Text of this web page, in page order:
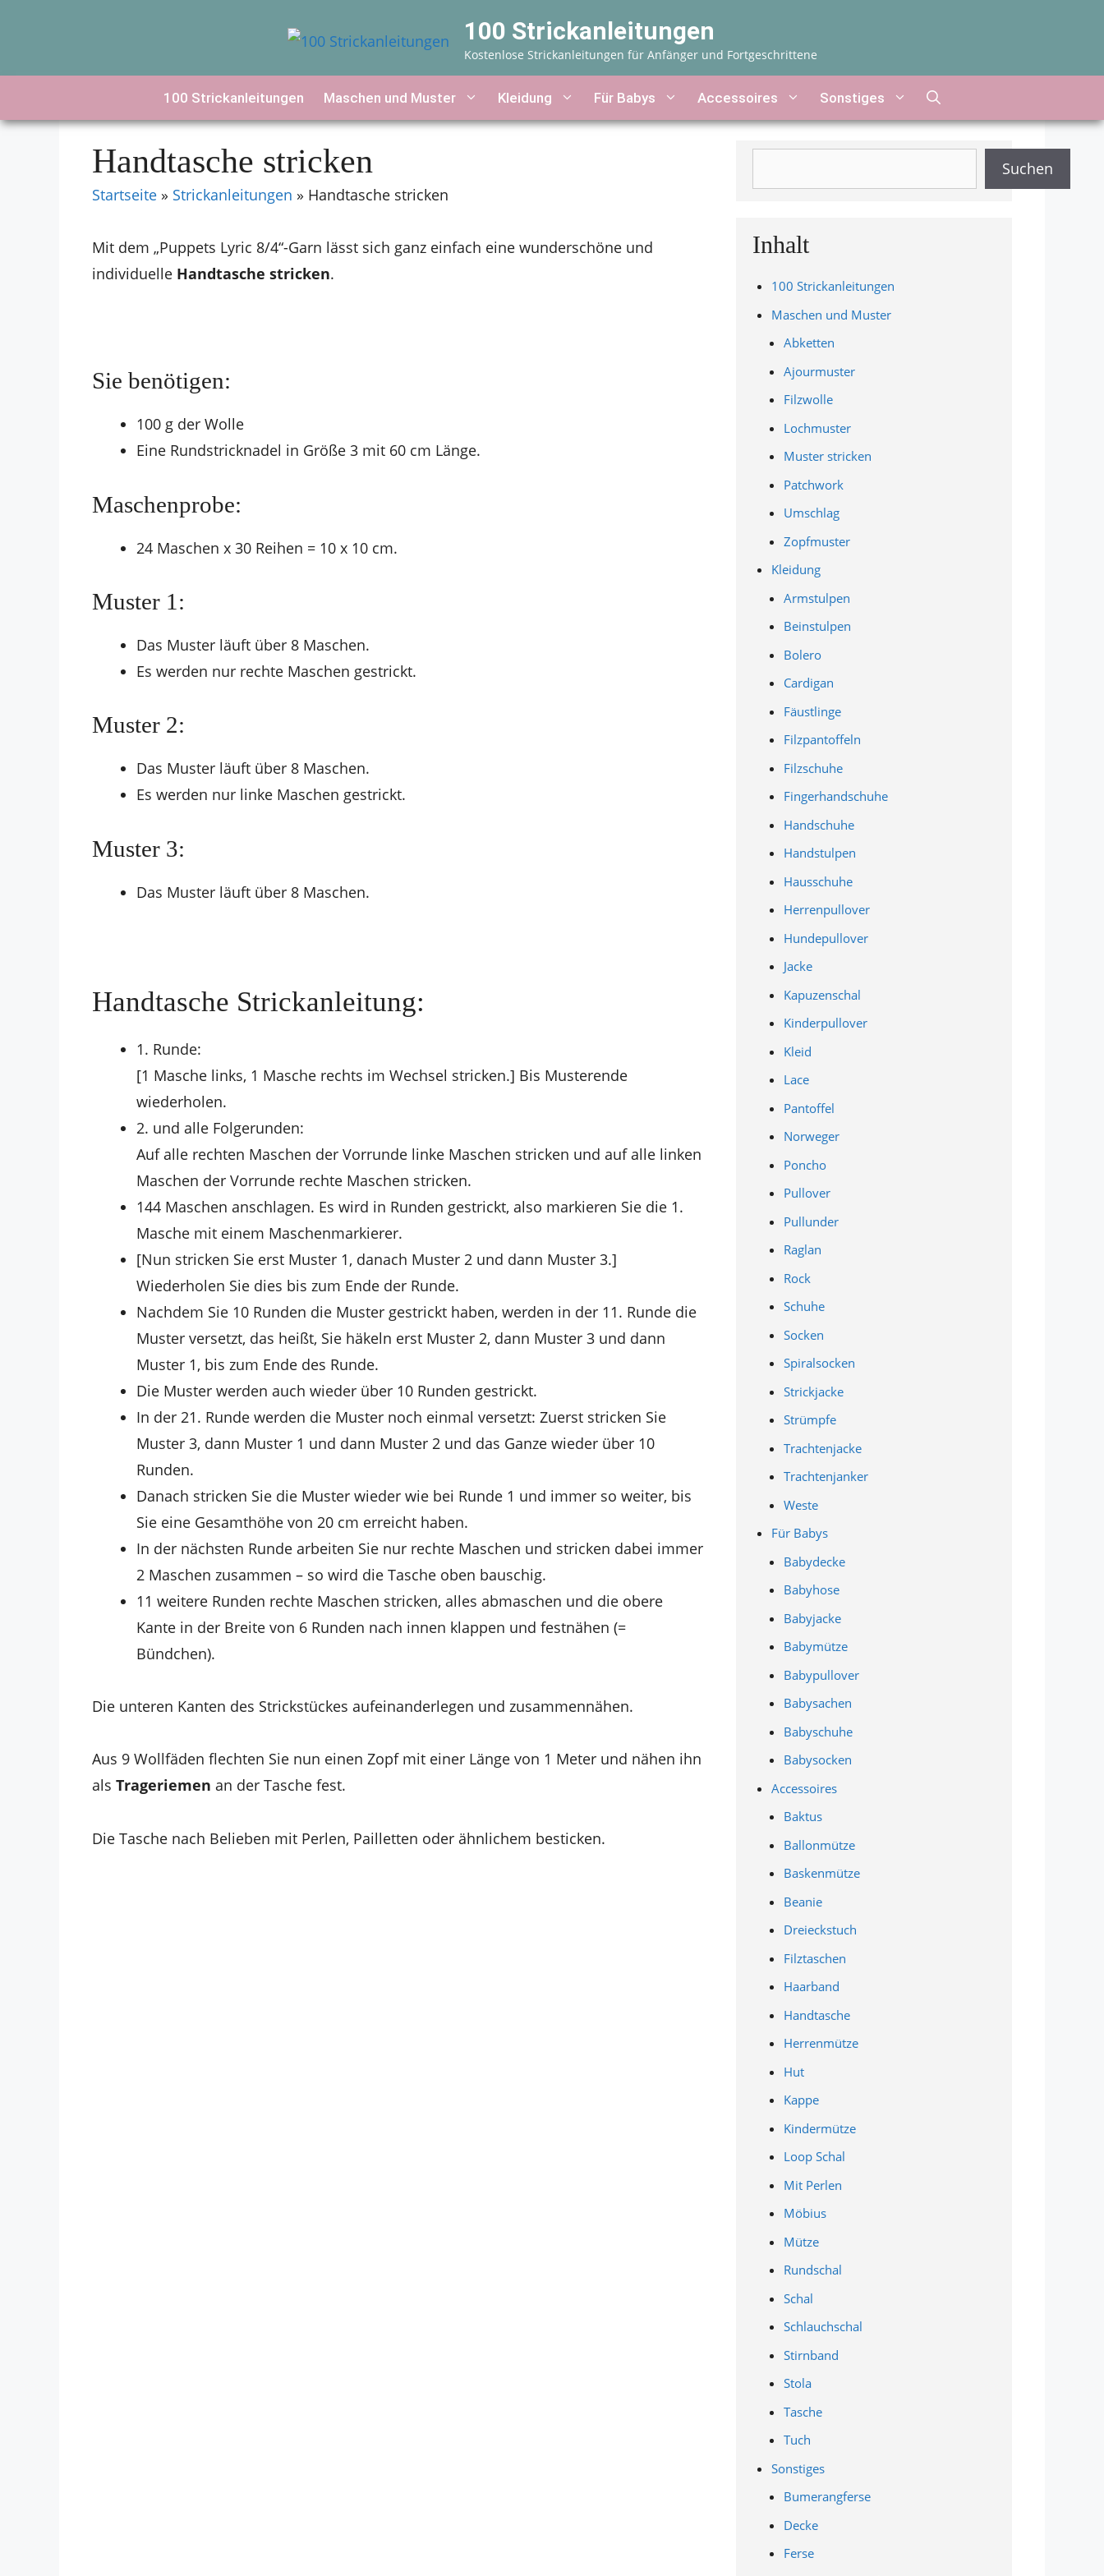
100 Strickanleitungen
Kostenlose Strickanleitungen für Anfänger und Fortgeschrittene
100 Strickanleitungen Maschen und Muster Kleidung Für Babys Accessoires Sonstiges
Handtasche stricken
Startseite » Strickanleitungen » Handtasche stricken
Mit dem „Puppets Lyric 8/4“-Garn lässt sich ganz einfach eine wunderschöne und
individuelle Handtasche stricken.
Sie benötigen:
100 g der Wolle
Eine Rundstricknadel in Größe 3 mit 60 cm Länge.
Maschenprobe:
24 Maschen x 30 Reihen = 10 x 10 cm.
Muster 1:
Das Muster läuft über 8 Maschen.
Es werden nur rechte Maschen gestrickt.
Muster 2:
Das Muster läuft über 8 Maschen.
Es werden nur linke Maschen gestrickt.
Muster 3:
Das Muster läuft über 8 Maschen.
Handtasche Strickanleitung:
1. Runde:
[1 Masche links, 1 Masche rechts im Wechsel stricken.] Bis Musterende
wiederholen.
2. und alle Folgerunden:
Auf alle rechten Maschen der Vorrunde linke Maschen stricken und auf alle linken
Maschen der Vorrunde rechte Maschen stricken.
144 Maschen anschlagen. Es wird in Runden gestrickt, also markieren Sie die 1.
Masche mit einem Maschenmarkierer.
[Nun stricken Sie erst Muster 1, danach Muster 2 und dann Muster 3.]
Wiederholen Sie dies bis zum Ende der Runde.
Nachdem Sie 10 Runden die Muster gestrickt haben, werden in der 11. Runde die
Muster versetzt, das heißt, Sie häkeln erst Muster 2, dann Muster 3 und dann
Muster 1, bis zum Ende des Runde.
Die Muster werden auch wieder über 10 Runden gestrickt.
In der 21. Runde werden die Muster noch einmal versetzt: Zuerst stricken Sie
Muster 3, dann Muster 1 und dann Muster 2 und das Ganze wieder über 10
Runden.
Danach stricken Sie die Muster wieder wie bei Runde 1 und immer so weiter, bis
Sie eine Gesamthöhe von 20 cm erreicht haben.
In der nächsten Runde arbeiten Sie nur rechte Maschen und stricken dabei immer
2 Maschen zusammen – so wird die Tasche oben bauschig.
11 weitere Runden rechte Maschen stricken, alles abmaschen und die obere
Kante in der Breite von 6 Runden nach innen klappen und festnähen (=
Bündchen).
Die unteren Kanten des Strickstückes aufeinanderlegen und zusammennähen.
Aus 9 Wollfäden flechten Sie nun einen Zopf mit einer Länge von 1 Meter und nähen ihn
als Trageriemen an der Tasche fest.
Die Tasche nach Belieben mit Perlen, Pailletten oder ähnlichem besticken.
Suchen
Inhalt
100 Strickanleitungen
Maschen und Muster
Abketten
Ajourmuster
Filzwolle
Lochmuster
Muster stricken
Patchwork
Umschlag
Zopfmuster
Kleidung
Armstulpen
Beinstulpen
Bolero
Cardigan
Fäustlinge
Filzpantoffeln
Filzschuhe
Fingerhandschuhe
Handschuhe
Handstulpen
Hausschuhe
Herrenpullover
Hundepullover
Jacke
Kapuzenschal
Kinderpullover
Kleid
Lace
Pantoffel
Norweger
Poncho
Pullover
Pullunder
Raglan
Rock
Schuhe
Socken
Spiralsocken
Strickjacke
Strümpfe
Trachtenjacke
Trachtenjanker
Weste
Für Babys
Babydecke
Babyhose
Babyjacke
Babymütze
Babypullover
Babysachen
Babyschuhe
Babysocken
Accessoires
Baktus
Ballonmütze
Baskenmütze
Beanie
Dreieckstuch
Filztaschen
Haarband
Handtasche
Herrenmütze
Hut
Kappe
Kindermütze
Loop Schal
Mit Perlen
Möbius
Mütze
Rundschal
Schal
Schlauchschal
Stirnband
Stola
Tasche
Tuch
Sonstiges
Bumerangferse
Decke
Ferse